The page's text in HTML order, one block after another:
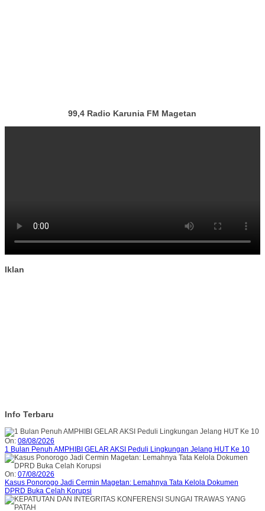
99,4 Radio Karunia FM Magetan
Iklan
Info Terbaru
On: 08/08/2026
1 Bulan Penuh AMPHIBI GELAR AKSI Peduli Lingkungan Jelang HUT Ke 10
On: 07/08/2026
Kasus Ponorogo Jadi Cermin Magetan: Lemahnya Tata Kelola Dokumen
DPRD Buka Celah Korupsi